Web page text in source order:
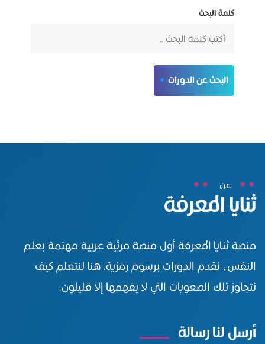
كلمة البحث
البحث عن الدورات
عن
ثنايا المعرفة
منصة ثنايا المعرفة أول منصة مرئية عربية مهتمة بعلم
النفس، نقدم الدورات برسوم رمزية. هنا لنتعلم كيف
نتجاوز تلك الصعوبات التي لا يفهمها إلا قليلون.
أرسل لنا رسالة